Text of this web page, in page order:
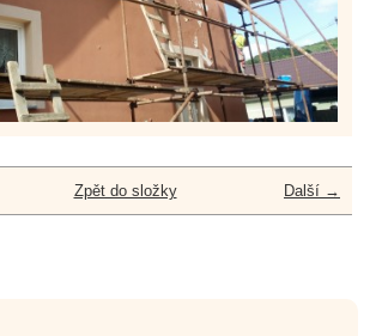
Další →
Zpět do složky